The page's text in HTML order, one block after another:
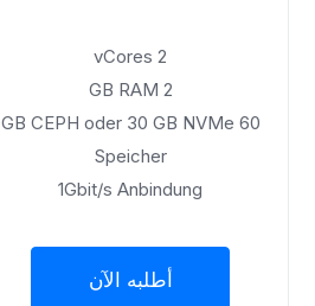
2 vCores
2 GB RAM
60 GB CEPH oder 30 GB NVMe
Speicher
1Gbit/s Anbindung
أطلبه الآن